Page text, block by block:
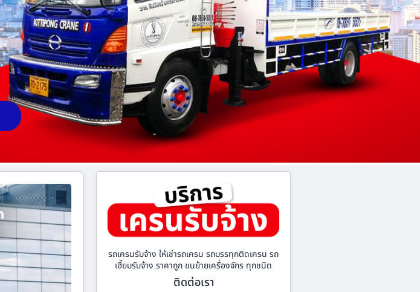
รถเครนรับจ้าง ให้เช่ารถเครน รถบรรทุกติดเครน รถ
เฮี๊ยบรับจ้าง ราคาถูก ขนย้ายเครื่องจักร ทุกชนิด
ติดต่อเรา